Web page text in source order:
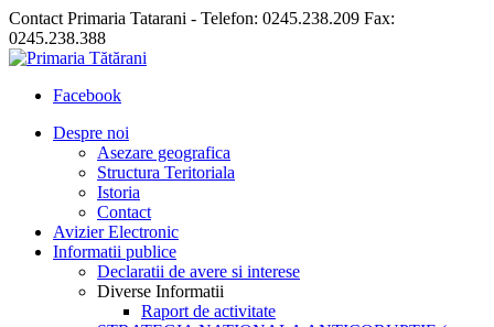
Contact Primaria Tatarani - Telefon: 0245.238.209 Fax:
0245.238.388
Facebook
Despre noi
Asezare geografica
Structura Teritoriala
Istoria
Contact
Avizier Electronic
Informatii publice
Declaratii de avere si interese
Diverse Informatii
Raport de activitate